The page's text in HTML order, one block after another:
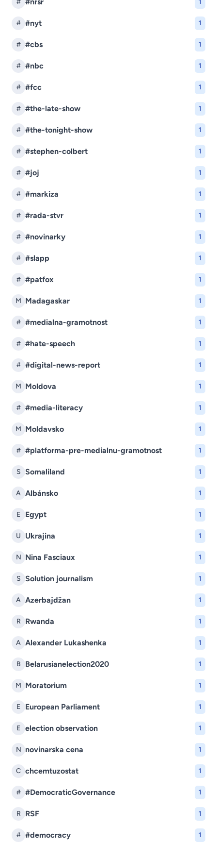
# 1
# #nyt 1
# #cbs 1
# #nbc 1
# #fcc 1
# #the-late-show 1
# #the-tonight-show 1
# #stephen-colbert 1
# #joj 1
# #markiza 1
# #rada-stvr 1
# #novinarky 1
# #slapp 1
# #patfox 1
M Madagaskar 1
# #medialna-gramotnost 1
# #hate-speech 1
# #digital-news-report 1
M Moldova 1
# #media-literacy 1
M Moldavsko 1
# #platforma-pre-medialnu-gramotnost 1
S Somaliland 1
A Albánsko 1
E Egypt 1
U Ukrajina 1
N Nina Fasciaux 1
S Solution journalism 1
A Azerbajdžan 1
R Rwanda 1
A Alexander Lukashenka 1
B Belarusianelection2020 1
M Moratorium 1
E European Parliament 1
E election observation 1
N novinarska cena 1
C chcemtuzostat 1
# #DemocraticGovernance 1
R RSF 1
# #democracy 1